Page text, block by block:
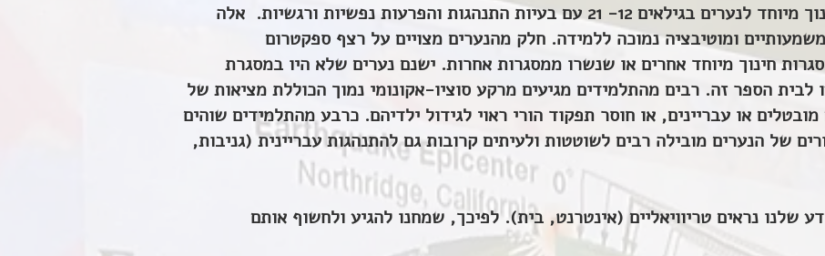
"בית הצייר" הוא בית ספר לחינוך מיוחד לנערים בגילאים 12- 21 עם בעיות התנהגות והפרעות נפשיות ורגשיות. אלה
משמעותיים ומוטיבציה נמוכה ללמידה. חלק מהנערים מצויים על רצף ספקטרום
חינוך מיוחד אחרים או שנשרו ממסגרות אחרות. ישנם נערים שלא היו במסגרת
הספר זה. רבים מהתלמידים מגיעים מרקע סוציו-אקונומי נמוך הכוללת מציאות של
או עבריינים, או חוסר תפקוד הורי ראוי לגידול ילדיהם. כרבע מהתלמידים שוהים
של הנערים מובילה רבים לשוטטות ולעיתים קרובות גם להתנהגות עבריינית (גניבות,
שלנו נראים טריוויאליים (אינטרנט, בית). לפיכך, שמחנו להגיע ולחשוף אותם